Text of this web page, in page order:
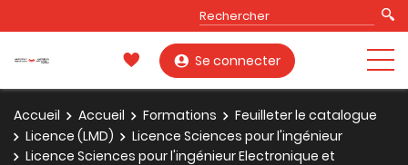
Se connecter
Accueil Accueil Formations
Feuilleter le catalogue
Licence (LMD)
Licence Sciences pour l'ingénieur
Licence Sciences pour l'ingénieur Electronique et